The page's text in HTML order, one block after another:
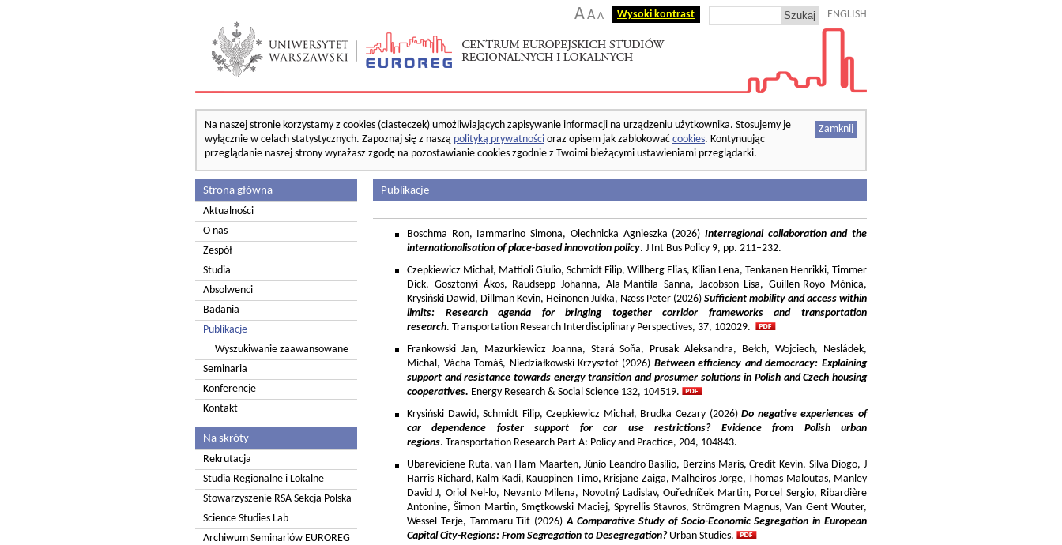
AA A Wysoki kontrast ENGLISH
Zamknij
Na naszej stronie korzystamy z cookies (ciasteczek) umożliwiających zapisywanie informacji na urządzeniu użytkownika. Stosujemy je
wyłącznie w celach statystycznych. Zapoznaj się z naszą polityką prywatności oraz opisem jak zablokować cookies. Kontynuując
przeglądanie naszej strony wyrażasz zgodę na pozostawianie cookies zgodnie z Twoimi bieżącymi ustawieniami przeglądarki.
Strona główna
Aktualności
O nas
Zespół
Studia
Absolwenci
Badania
Publikacje
Wyszukiwanie zaawansowane
Seminaria
Konferencje
Kontakt
Na skróty
Rekrutacja
Studia Regionalne i Lokalne
Stowarzyszenie RSA Sekcja Polska
Science Studies Lab
Archiwum Seminariów EUROREG
Publikacje
Boschma Ron, Iammarino Simona, Olechnicka Agnieszka (2026) Interregional collaboration and the
internationalisation of place-based innovation policy. J Int Bus Policy 9, pp. 211–232.
Czepkiewicz Michał, Mattioli Giulio, Schmidt Filip, Willberg Elias, Kilian Lena, Tenkanen Henrikki, Timmer
Dick, Gosztonyi Ákos, Raudsepp Johanna, Ala-Mantila Sanna, Jacobson Lisa, Guillen-Royo Mònica,
Krysiński Dawid, Dillman Kevin, Heinonen Jukka, Næss Peter (2026) Sufficient mobility and access within
limits: Research agenda for bringing together corridor frameworks and transportation
research. Transportation Research Interdisciplinary Perspectives, 37, 102029.
Frankowski Jan, Mazurkiewicz Joanna, Stará Soňa, Prusak Aleksandra, Bełch, Wojciech, Nesládek,
Michal, Vácha Tomáš, Niedziałkowski Krzysztof (2026) Between efficiency and democracy: Explaining
support and resistance towards energy transition and prosumer solutions in Polish and Czech housing
cooperatives. Energy Research & Social Science 132, 104519.
Krysiński Dawid, Schmidt Filip, Czepkiewicz Michał, Brudka Cezary (2026)Do negative experiences of
car dependence foster support for car use restrictions? Evidence from Polish urban
regions. Transportation Research Part A: Policy and Practice, 204, 104843.
Ubareviciene Ruta, van Ham Maarten, Júnio Leandro Basílio, Berzins Maris, Credit Kevin, Silva Diogo, J
Harris Richard, Kalm Kadi, Kauppinen Timo, Krisjane Zaiga, Malheiros Jorge, Thomas Maloutas, Manley
David J, Oriol Nel-lo, Nevanto Milena, Novotný Ladislav, Ouředníček Martin, Porcel Sergio, Ribardière
Antonine, Šimon Martin, Smętkowski Maciej, Spyrellis Stavros, Strömgren Magnus, Van Gent Wouter,
Wessel Terje, Tammaru Tiit (2026)A Comparative Study of Socio-Economic Segregation in European
Capital City-Regions: From Segregation to Desegregation?Urban Studies.